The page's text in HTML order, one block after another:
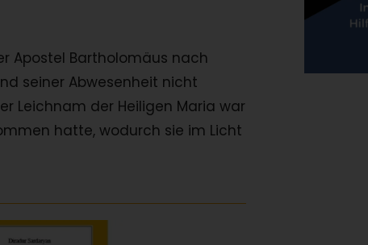
Apostel Bartholomäus nach
seiner Abwesenheit nicht
Leichnam der Heiligen Maria war
hatte, wodurch sie im Licht